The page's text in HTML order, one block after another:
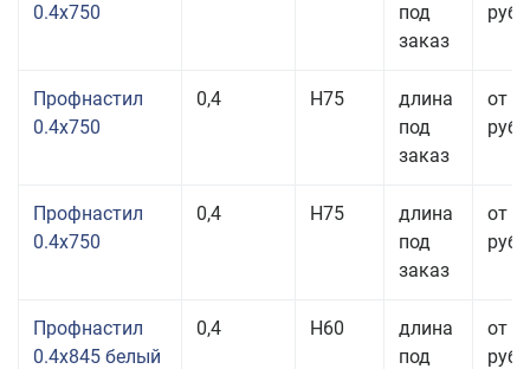
0.4x750
под
заказ
руб.
Профнастил
0.4x750
0,4 Н75
длина
под
заказ
от
руб.
Профнастил
0.4x750
0,4 Н75
длина
под
заказ
от
руб.
Профнастил
0.4x845 белый
0,4 Н60
длина
под
от
руб.